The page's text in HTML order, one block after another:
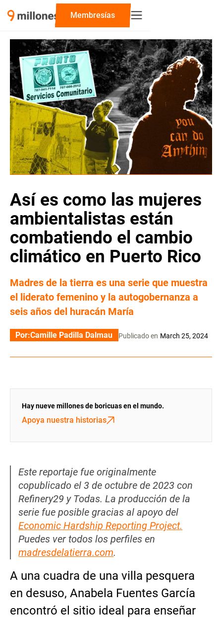
Membresías
Así es como las mujeres
ambientalistas están
combatiendo el cambio
climático en Puerto Rico
Madres de la tierra es una serie que muestra
el liderato femenino y la autogobernanza a
seis años del huracán María
Por:Camille Padilla Dalmau Publicado en March 25, 2024
Hay nueve millones de boricuas en el mundo.
Apoya nuestra historias
Este reportaje fue originalmente
copublicado el 3 de octubre de 2023 con
Refinery29 y Todas. La producción de la
serie fue posible gracias al apoyo del
Economic Hardship Reporting Project.
Puedes ver todos los perfiles en
madresdelatierra.com.
A una cuadra de una villa pesquera
en desuso, Anabela Fuentes García
encontró el sitio ideal para enseñar